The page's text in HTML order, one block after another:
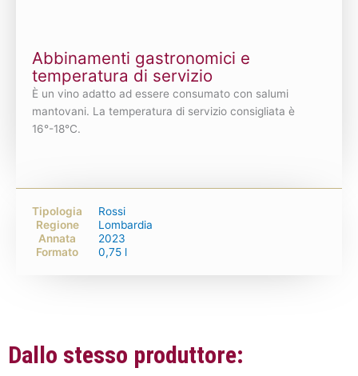
Abbinamenti gastronomici e
temperatura di servizio
È un vino adatto ad essere consumato con salumi
mantovani. La temperatura di servizio consigliata è
16°-18°C.
Tipologia
Rossi
Regione
Lombardia
Annata
2023
Formato
0,75 l
Dallo stesso produttore: